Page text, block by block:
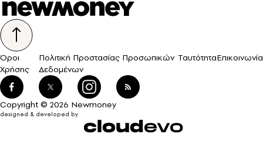
Όροι
Χρήσης
Πολιτική Προστασίας Προσωπικών
Δεδομένων
ΤαυτότηταΕπικοινωνία
Copyright © 2026 Newmoney
designed & developed by